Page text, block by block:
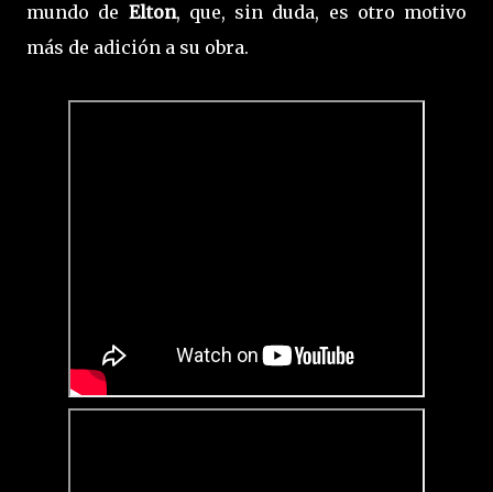
mundo de Elton, que, sin duda, es otro motivo
más de adición a su obra.